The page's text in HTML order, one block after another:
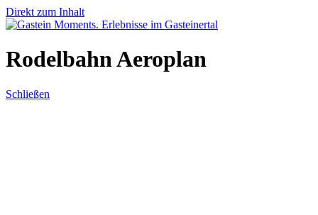
Direkt zum Inhalt
Rodelbahn Aeroplan
Schließen